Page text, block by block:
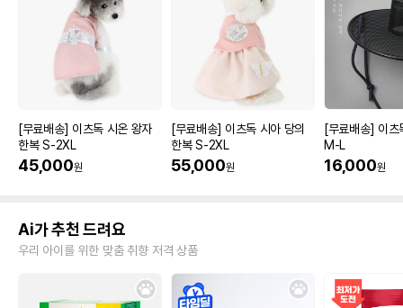
[무료배송] 이츠독 시온 왕자
한복 S-2XL
45,000원
[무료배송] 이츠독 시아 당의
한복 S-2XL
55,000원
[무료배송] 이츠
M-L
16,000원
Ai가 추천 드려요
우리 아이를 위한 맞춤 취향 저격 상품